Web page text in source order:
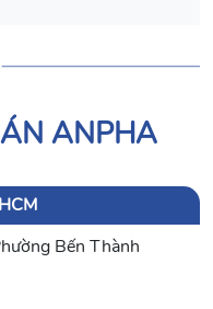
ANPHA
Bến Thành